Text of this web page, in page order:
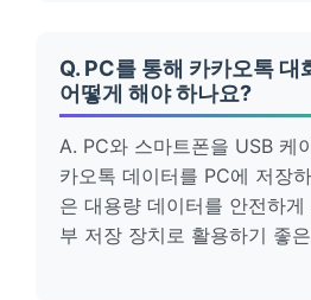
Q. PC를 통해 카카오톡 대
어떻게 해야 하나요?
A. PC와 스마트폰을 USB 케
카오톡 데이터를 PC에 저장
은 대용량 데이터를 안전하
부 저장 장치로 활용하기 좋